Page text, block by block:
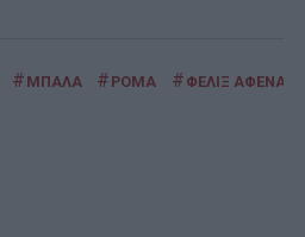
# ΜΠΑΛΑ # ΡΟΜΑ # ΦΕΛΙΞ ΑΦΕΝΑ-